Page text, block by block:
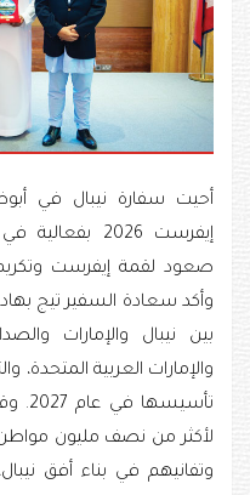
أحيت سفارة نيبال في
صعود لقمة إيفرست وتكريم
وأكد سعادة السفير تيج
بين نيبال والإمارات
والإمارات العربية
لأكثر من نصف مليون مواطن
وتفانيهم في بناء أفق